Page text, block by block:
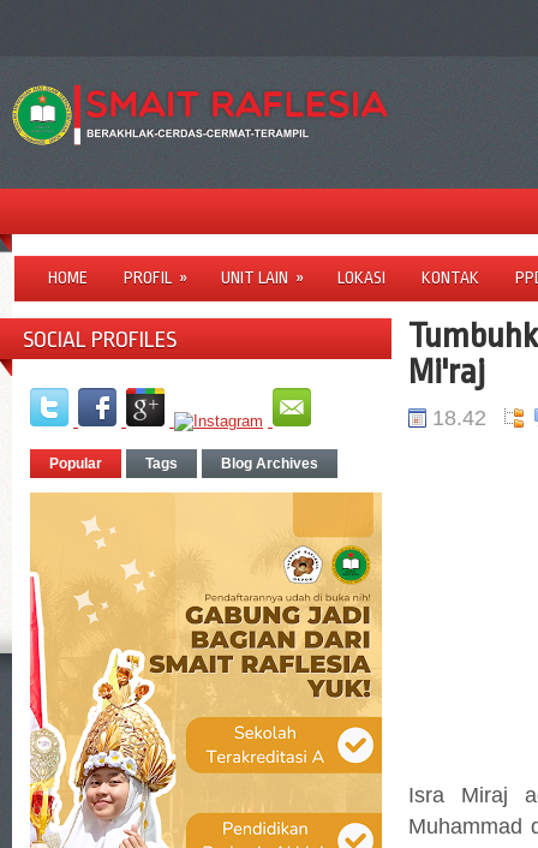
HOME PROFIL » UNIT LAIN » LOKASI KONTAK
SOCIAL PROFILES
Popular Tags Blog Archives
Mi'raj
18.42
Isra Miraj
Muhammad